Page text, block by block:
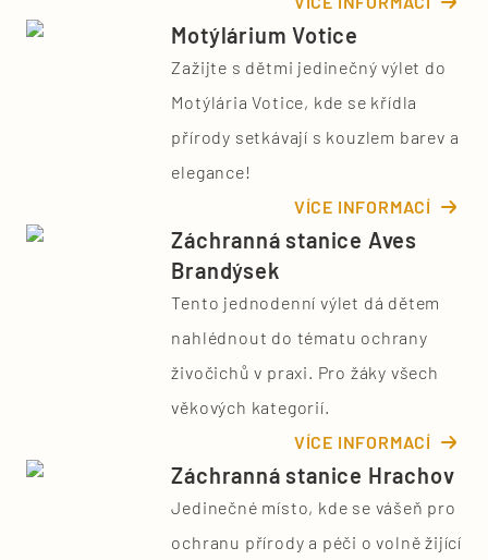
Motýlárium Votice
Zažijte s dětmi jedinečný výlet do
Motýlária Votice, kde se křídla
přírody setkávají s kouzlem barev a
elegance!
VÍCE INFORMACÍ
Záchranná stanice Aves
Brandýsek
Tento jednodenní výlet dá dětem
nahlédnout do tématu ochrany
živočichů v praxi. Pro žáky všech
věkových kategorií.
VÍCE INFORMACÍ
Záchranná stanice Hrachov
Jedinečné místo, kde se vášeň pro
ochranu přírody a péči o volně žijící